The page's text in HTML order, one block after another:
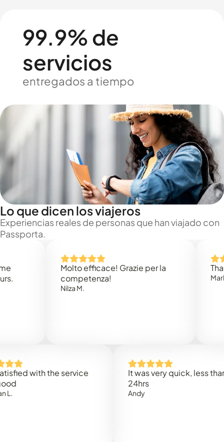
99.9% de
servicios
entregados a tiempo
Lo que dicen los viajeros
Experiencias reales de personas que han viajado con
Passporta.
Molto efficace! Grazie per la
competenza!
Thank
Mark N.
with the service
It was very quick, less than